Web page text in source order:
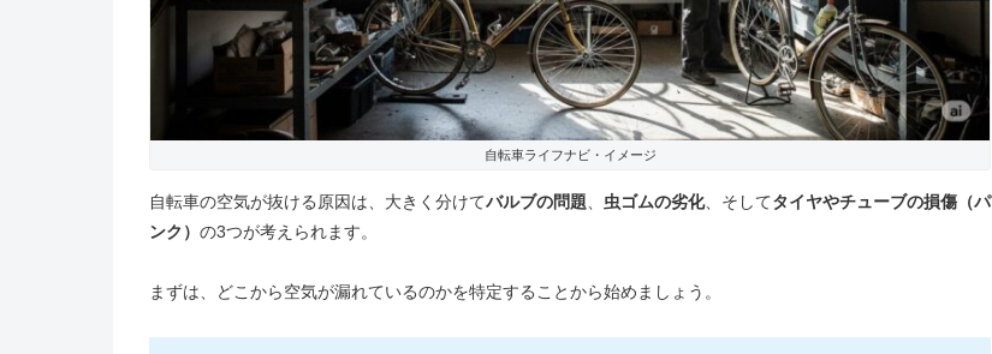
自転車ライフナビ・イメージ
自転車の空気が抜ける原因は、大きく分けてバルブの問題 虫ゴムの劣化、そしてタイヤやチューブの損傷（パ
ンク） の3つが考えられます。
まずは、どこから空気が漏れているのかを特定することから始めましょう。